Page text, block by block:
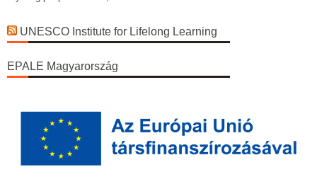
UNESCO Institute for Lifelong Learning
EPALE Magyarország